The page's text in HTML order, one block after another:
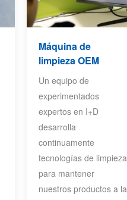
Máquina de
limpieza OEM
Un equipo de
experimentados
expertos en I+D
desarrolla
continuamente
tecnologías de limpieza
para mantener
nuestros productos a la